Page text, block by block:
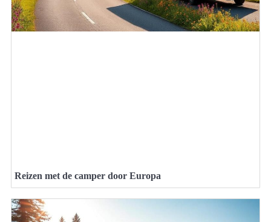
Reizen met de camper door Europa